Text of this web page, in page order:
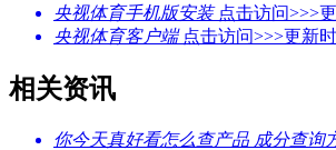
央视体育手机版安装 点击访问>>>
央视体育客户端 点击访问>>>更新
相关资讯
你今天真好看怎么查产品 成分查询